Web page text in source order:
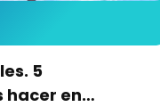
5
hacer en